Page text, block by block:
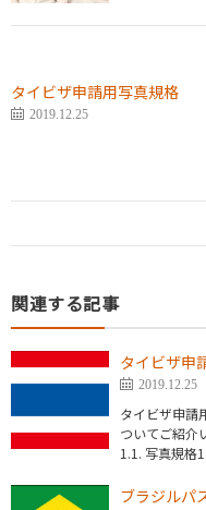
タイビザ申請用写真規格
2019.12.25
関連する記事
タイビザ申
2019.12.25
タイビザ申請
ついてご紹介
1.1. 写真規格
ブラジルパ